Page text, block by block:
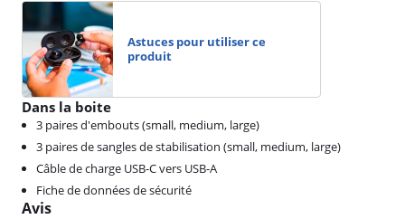
Astuces pour utiliser ce
produit
Dans la boite
3 paires d'embouts (small, medium, large)
3 paires de sangles de stabilisation (small, medium, large)
Câble de charge USB-C vers USB-A
Fiche de données de sécurité
Avis